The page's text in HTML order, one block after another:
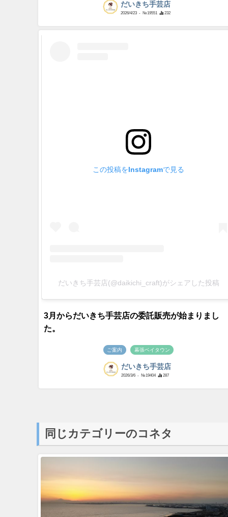
だいきち手芸店
2026/4/23 - №19551 232
この投稿をInstagramで見る
だいきち手芸店(@daikichi_craft)がシェアした投稿
3月からだいきち手芸店の委託販売が始まりまし
た。
ご案内 幕張ベイタウン
だいきち手芸店
2026/3/6 - №19404 287
同じカテゴリーのコネタ